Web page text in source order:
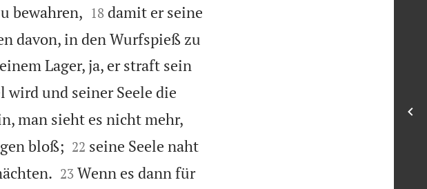
bewahren,
18 damit er seine
davon, in den Wurfspieß zu
Lager, ja, er straft sein
wird und seiner Seele die
man sieht es nicht mehr,
bloß;
22 seine Seele naht

23 Wenn es dann für